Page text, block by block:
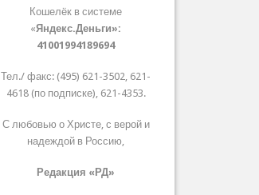
Кошелёк в системе
«Яндекс.Деньги»:
41001994189694
Тел./ факс: (495) 621-3502, 621-
4618 (по подписке), 621-4353.
С любовью о Христе, с верой и
надеждой в Россию,
Редакция «РД»